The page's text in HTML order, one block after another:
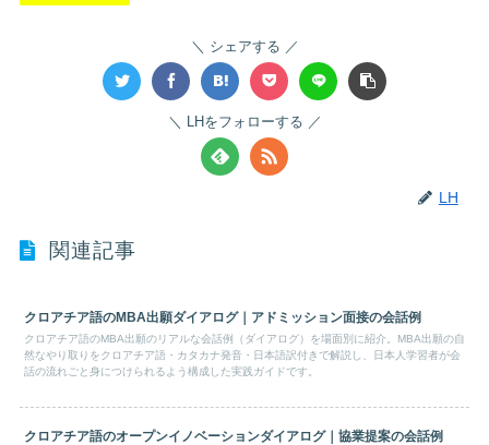
シェアする
LHをフォローする
LH
関連記事
クロアチア語のMBA出願ダイアログ｜アドミッション面接の会話例
クロアチア語のMBA出願のリアルな会話例（ダイアログ）を場面別に紹介。MBA出願の自
然なやり取りをクロアチア語・カタカナ発音・日本語訳付きで解説し、日本人学習者が会
話の流れごと身につけられるよう構成した実践ガイドです。
クロアチア語のオープンイノベーションダイアログ｜協業提案の会話例